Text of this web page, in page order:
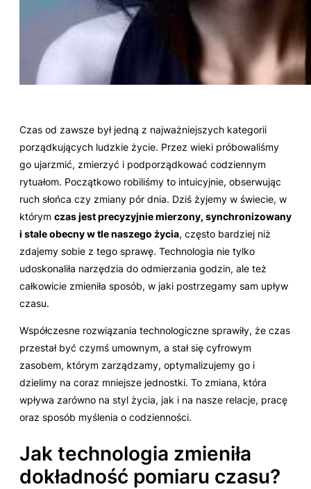
Czas od zawsze był jedną z najważniejszych kategorii
porządkujących ludzkie życie. Przez wieki próbowaliśmy
go ujarzmić, zmierzyć i podporządkować codziennym
rytuałom. Początkowo robiliśmy to intuicyjnie, obserwując
ruch słońca czy zmiany pór dnia. Dziś żyjemy w świecie, w
którym czas jest precyzyjnie mierzony, synchronizowany
i stale obecny w tle naszego życia, często bardziej niż
zdajemy sobie z tego sprawę. Technologia nie tylko
udoskonaliła narzędzia do odmierzania godzin, ale też
całkowicie zmieniła sposób, w jaki postrzegamy sam upływ
czasu.
Współczesne rozwiązania technologiczne sprawiły, że czas
przestał być czymś umownym, a stał się cyfrowym
zasobem, którym zarządzamy, optymalizujemy go i
dzielimy na coraz mniejsze jednostki. To zmiana, która
wpływa zarówno na styl życia, jak i na nasze relacje, pracę
oraz sposób myślenia o codzienności.
Jak technologia zmieniła
dokładność pomiaru czasu?